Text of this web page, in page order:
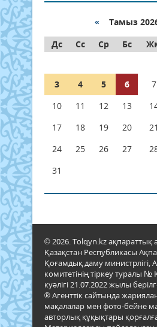
« Тамыз
Дс
Сс Ср Бс
3
4 5 6 7
10
11 12 13
17
18 19 20 21
24
25 26 27
31
© 2026. Tolqyn.kz ақпараттық
Қазақстан Республикасы
Қоғамдық даму министрлігі,
комитетінің тіркеу туралы №
куәлігі 21.07.2022 жылы
® Агенттік сайтында
мақалалар мен фото-бейне
авторлық құқықтары